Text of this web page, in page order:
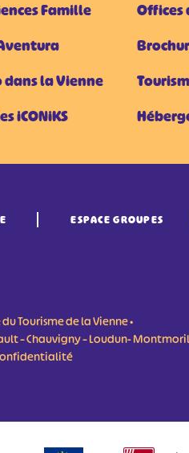
Famille
dans la Vienne
iCONiKS
Offices
ESPACE GROUPES
Tourisme de la Vienne •
– Chauvigny – Loudun-